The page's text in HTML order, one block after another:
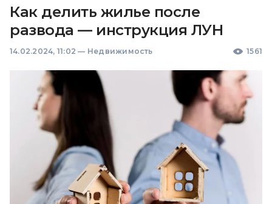
Как делить жилье после
развода — инструкция ЛУН
14.02.2024, 11:02 — Недвижимость 1561